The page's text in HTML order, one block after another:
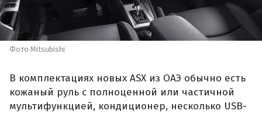
Фото Mitsubishi
В комплектациях новых ASX из ОАЭ обычно есть
кожаный руль с полноценной или частичной
мультифункцией, кондиционер, несколько USB-